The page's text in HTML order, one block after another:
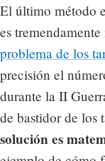
El último método
es
problema de los
precisión el
durante la II
de bastidor de los
solución es